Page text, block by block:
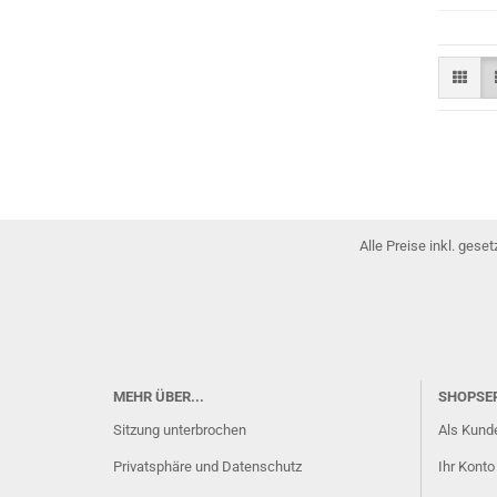
Alle Preise inkl.
MEHR ÜBER...
Sitzung unterbrochen
Privatsphäre und Datenschutz
Als
Ihr Konto